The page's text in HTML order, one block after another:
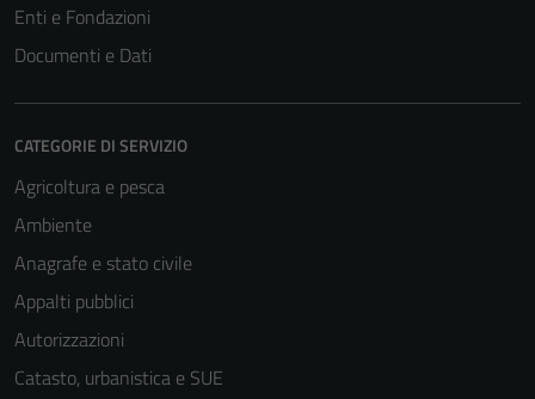
Enti e Fondazioni
Documenti e Dati
CATEGORIE DI SERVIZIO
Agricoltura e pesca
Ambiente
Anagrafe e stato civile
Appalti pubblici
Autorizzazioni
Catasto, urbanistica e SUE